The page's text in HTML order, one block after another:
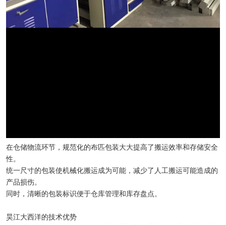
在仓储物流环节，规范化的布匹包装大大提高了搬运效率和存储安全
性。
统一尺寸的包装使机械化搬运成为可能，减少了人工搬运可能造成的
产品损伤。
同时，清晰的包装标识便于仓库管理和库存盘点。
昊江大西洋的技术优势